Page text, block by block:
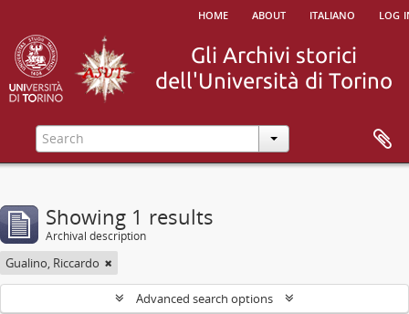
home about italiano log
Showing 1 results
Archival description
Gualino, Riccardo
Advanced search options